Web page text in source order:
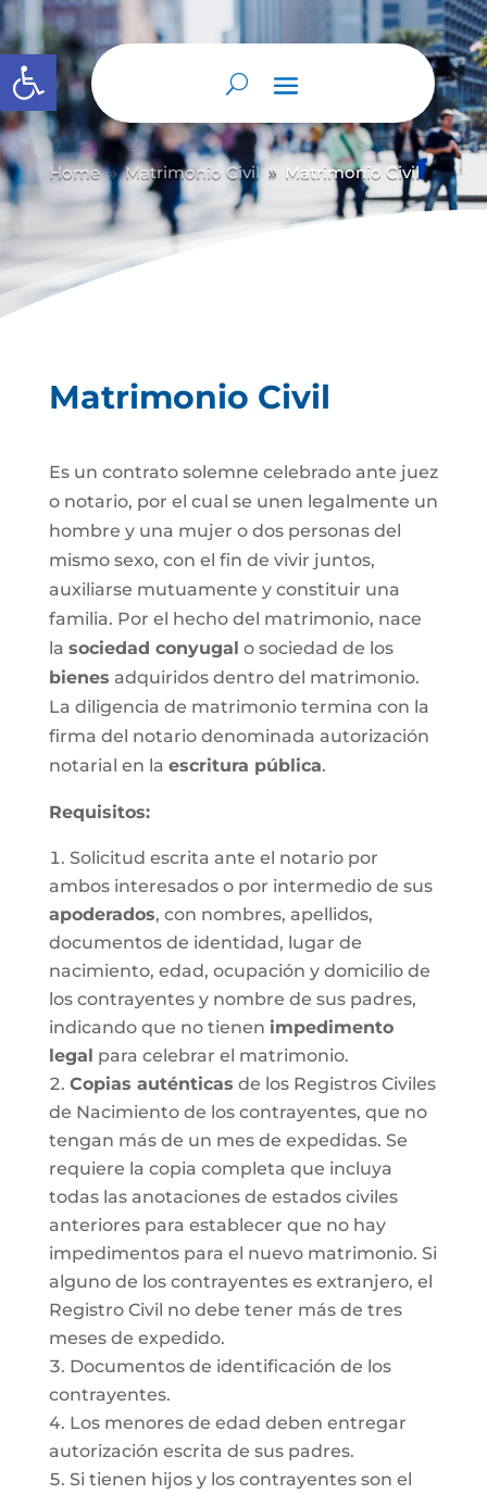
Abrir barra de herramientas
Home 9 Matrimonio Civil 9 Matrimonio Civil
Matrimonio Civil
Es un contrato solemne celebrado ante juez
o notario, por el cual se unen legalmente un
hombre y una mujer o dos personas del
mismo sexo, con el fin de vivir juntos,
auxiliarse mutuamente y constituir una
familia. Por el hecho del matrimonio, nace
la sociedad conyugal o sociedad de los
bienes adquiridos dentro del matrimonio.
La diligencia de matrimonio termina con la
firma del notario denominada autorización
notarial en la escritura pública.
Requisitos:
Solicitud escrita ante el notario por
ambos interesados o por intermedio de sus
apoderados, con nombres, apellidos,
documentos de identidad, lugar de
nacimiento, edad, ocupación y domicilio de
los contrayentes y nombre de sus padres,
indicando que no tienen impedimento
legal para celebrar el matrimonio.
Copias auténticas de los Registros Civiles
de Nacimiento de los contrayentes, que no
tengan más de un mes de expedidas. Se
requiere la copia completa que incluya
todas las anotaciones de estados civiles
anteriores para establecer que no hay
impedimentos para el nuevo matrimonio. Si
alguno de los contrayentes es extranjero, el
Registro Civil no debe tener más de tres
meses de expedido.
Documentos de identificación de los
contrayentes.
Los menores de edad deben entregar
autorización escrita de sus padres.
Si tienen hijos y los contrayentes son el